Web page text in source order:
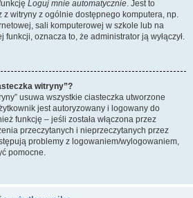
Loguj mnie automatycznie. Jest to
witryny z ogólnie dostępnego komputera, np.
sali komputerowej w szkole lub na
oznacza to, że administrator ją wyłączył.
witryny”?
usuwa wszystkie ciasteczka utworzone
jest autoryzowany i logowany do
funkcję – jeśli została włączona przez
przeczytanych i nieprzeczytanych przez
problemy z logowaniem/wylogowaniem,
pomocne.